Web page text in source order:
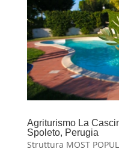
Agriturismo La
Spoleto, Perugia
Struttura MOST